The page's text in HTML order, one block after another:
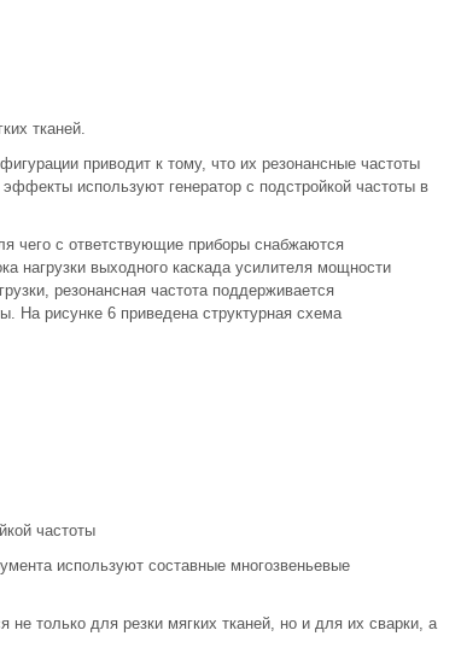
тканей.
приводит к тому, что их резонансные частоты
используют генератор с подстройкой частоты в
чего с ответствующие приборы снабжаются
нагрузки выходного каскада усилителя мощности
резонансная частота поддерживается
На рисунке 6 приведена структурная схема
частоты
используют составные многозвеньевые
не только для резки мягких тканей, но и для их сварки, а